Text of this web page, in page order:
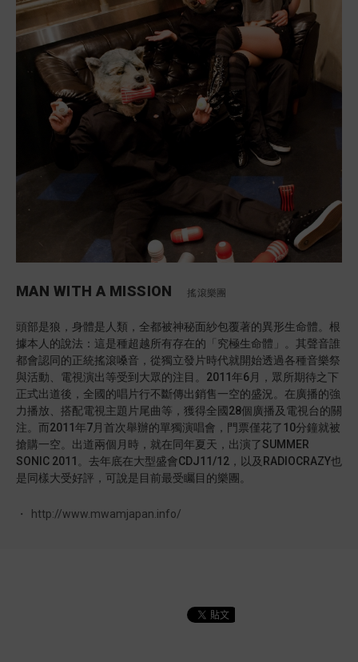
MAN WITH A MISSION 搖滾樂團
頭部是狼，身體是人類，全都被神秘面紗包覆著的異形生命體。根
據本人的說法：這是種超越所有存在的「究極生命體」。其聲音誰
都會認同的正統搖滾嗓音，從獨立發片時代就開始透過各種音樂祭
與活動、電視演出等受到大眾的注目。2011年6月，眾所期待之下
正式出道後，全國的唱片行不斷傳出銷售一空的盛況。在廣播的強
力播放、搭配電視主題片尾曲等，獲得全國28個廣播及電視台的關
注。而2011年7月首次舉辦的單獨演唱會，門票僅花了10分鐘就被
搶購一空。出道兩個月時，就在同年夏天，出演了SUMMER
SONIC 2011。去年底在大型盛會CDJ11/12，以及RADIOCRAZY也
是同樣大受好評，可說是目前最受矚目的樂團。
http://www.mwamjapan.info/